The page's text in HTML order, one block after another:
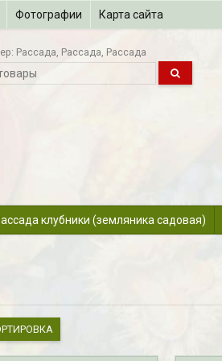
Фотографии Карта сайта
Рассада Рассада Рассада
клубники (земляника садовая)